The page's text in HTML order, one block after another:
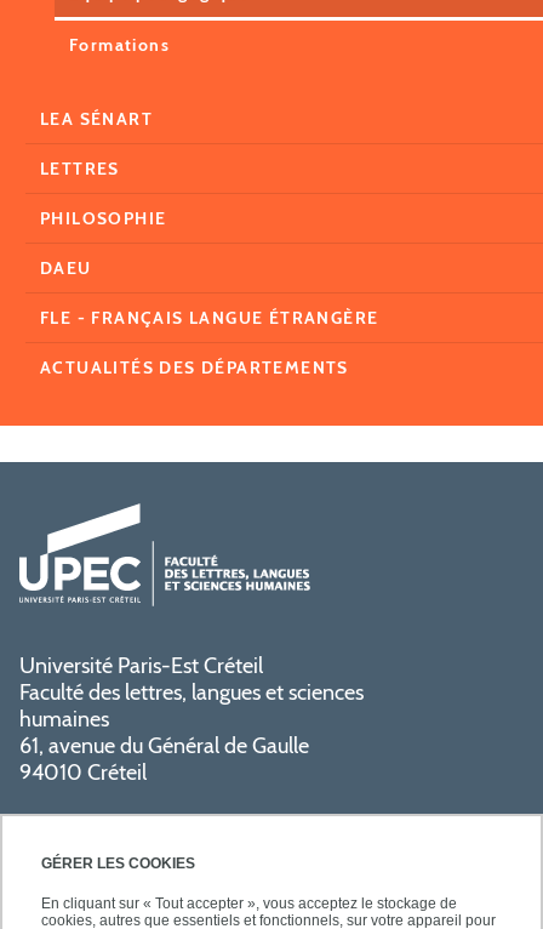
GÉRER LES COOKIES
En cliquant sur « Tout accepter », vous acceptez le stockage de
cookies, autres que essentiels et fonctionnels, sur votre appareil pour
Formations
LEA SÉNART
LETTRES
PHILOSOPHIE
DAEU
FLE - FRANÇAIS LANGUE ÉTRANGÈRE
ACTUALITÉS DES DÉPARTEMENTS
Université Paris-Est Créteil
Faculté des lettres, langues et sciences
humaines
61, avenue du Général de Gaulle
94010 Créteil